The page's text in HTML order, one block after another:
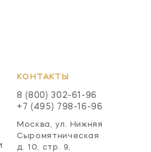
КОНТАКТЫ
8 (800) 302-61-96
+7 (495) 798-16-96
Москва, ул. Нижняя
Сыромятническая
д. 10, стр. 9,